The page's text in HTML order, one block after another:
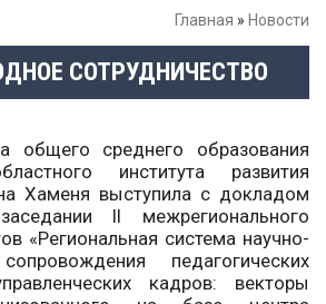
Главная » Новости
СОТРУДНИЧЕСТВО
общего среднего образования
института развития
Хаменя выступила с докладом
II межрегионального
«Региональная система научно-
педагогических
кадров: векторы